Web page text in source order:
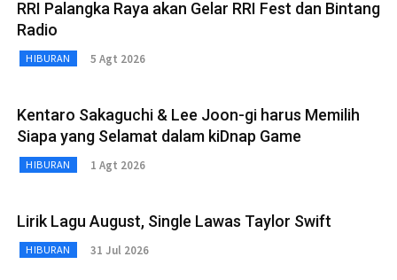
RRI Palangka Raya akan Gelar RRI Fest dan Bintang
Radio
HIBURAN 5 Agt 2026
Kentaro Sakaguchi & Lee Joon-gi harus Memilih
Siapa yang Selamat dalam kiDnap Game
HIBURAN 1 Agt 2026
Lirik Lagu August, Single Lawas Taylor Swift
HIBURAN 31 Jul 2026